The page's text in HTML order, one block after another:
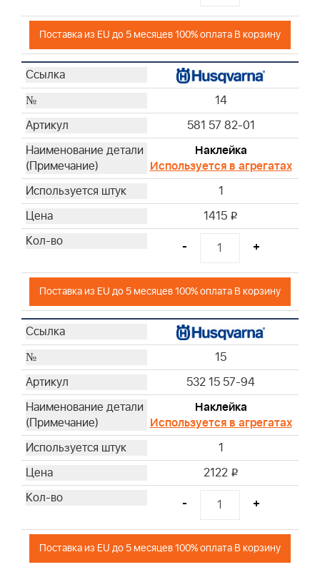
Поставка из EU до 5 месяцев 100% оплата В корзину
14
581 57 82-01
Наклейка
Используется в агрегатах
1
1415 i
- +
Поставка из EU до 5 месяцев 100% оплата В корзину
15
532 15 57-94
Наклейка
Используется в агрегатах
1
2122 i
- +
Поставка из EU до 5 месяцев 100% оплата В корзину